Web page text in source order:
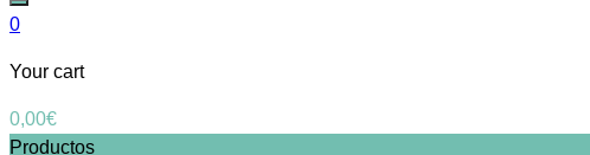
0
Your cart
0,00€
Productos